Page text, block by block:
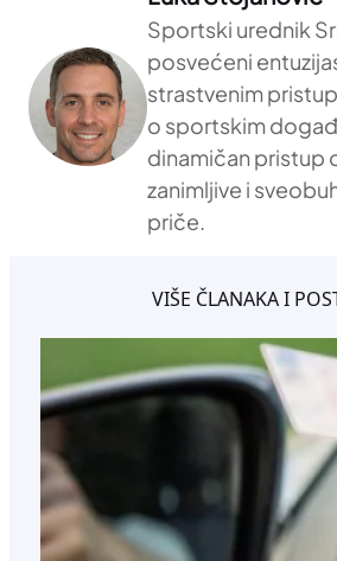
Sportski urednik
posvećeni
strastvenim
o sportskim
dinamičan pristup
zanimljive i
priče.
VIŠE ČLANAKA I